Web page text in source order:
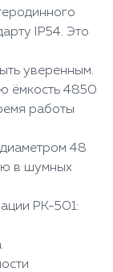
IP54. Это
уверенным.
ёмкость 4850
работы
48
в шумных
РК-501: